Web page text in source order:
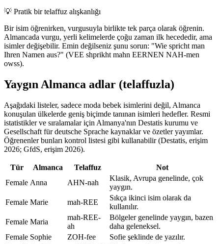
💡 Pratik bir telaffuz alışkanlığı
Bir isim öğrenirken, vurgusuyla birlikte tek parça olarak öğrenin.
Almancada vurgu, yerli kelimelerde çoğu zaman ilk hecededir, ama
isimler değişebilir. Emin değilseniz şunu sorun: "Wie spricht man
Ihren Namen aus?" (VEE shprikht mahn EERNEN NAH-men
owss).
Yaygın Almanca adlar (telaffuzla)
Aşağıdaki listeler, sadece moda bebek isimlerini değil, Almanca
konuşulan ülkelerde geniş biçimde tanınan isimleri hedefler. Resmi
istatistikler ve sıralamalar için Almanya'nın Destatis kurumu ve
Gesellschaft für deutsche Sprache kaynaklar ve özetler yayımlar.
Öğrenenler bunları kontrol listesi gibi kullanabilir (Destatis, erişim
2026; GfdS, erişim 2026).
Tür Almanca Telaffuz
Not
Female Anna AHN-nah
Klasik, Avrupa genelinde, çok
yaygın.
Female Marie mah-REE
Sıkça ikinci isim olarak da
kullanılır.
Female Maria
mah-REE-
ah
Bölgeler genelinde yaygın, bazen
daha geleneksel.
Female Sophie ZOH-fee
Sofie şeklinde de yazılır.